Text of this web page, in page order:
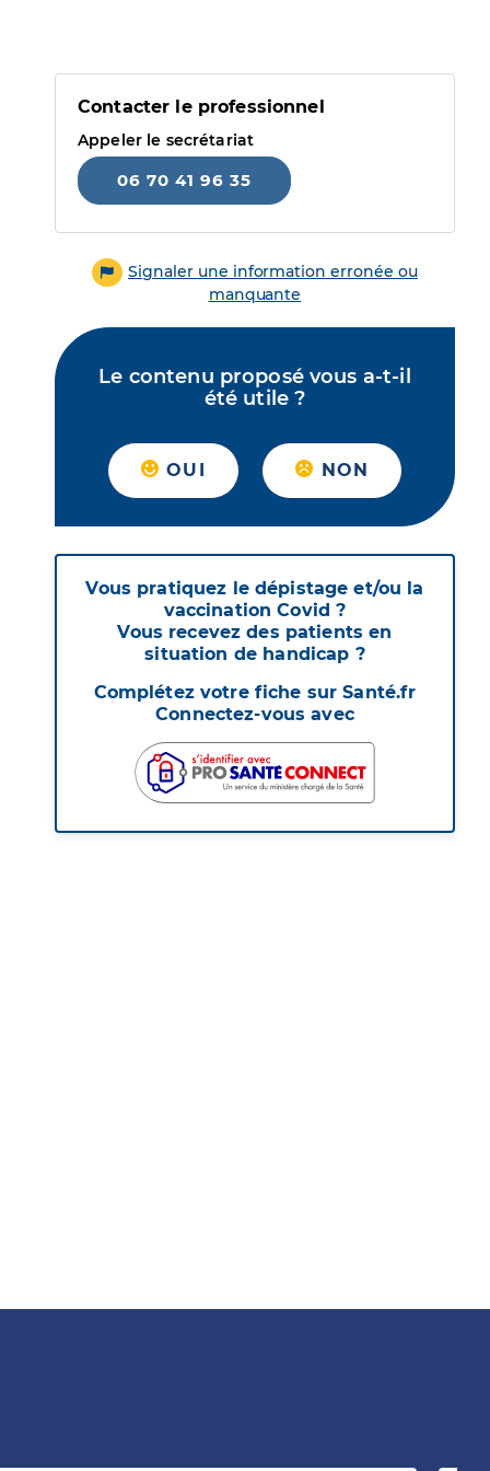
Contacter le professionnel
Appeler le secrétariat
06 70 41 96 35
Signaler une information erronée ou
manquante
Le contenu proposé vous a-t-il
été utile ?
OUI NON
Vous pratiquez le dépistage et/ou la
vaccination Covid ?
Vous recevez des patients en
situation de handicap ?
Complétez votre fiche sur Santé.fr
Connectez-vous avec